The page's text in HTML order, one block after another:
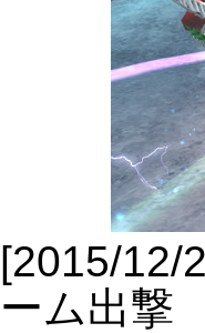
[2015/12/
ーム出撃